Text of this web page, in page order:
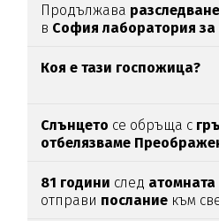
Продължава
в София лаборатория
Коя е тази госпожица?
Слънцето се обръща с
отбелязваме
81 години след
отправи послание към